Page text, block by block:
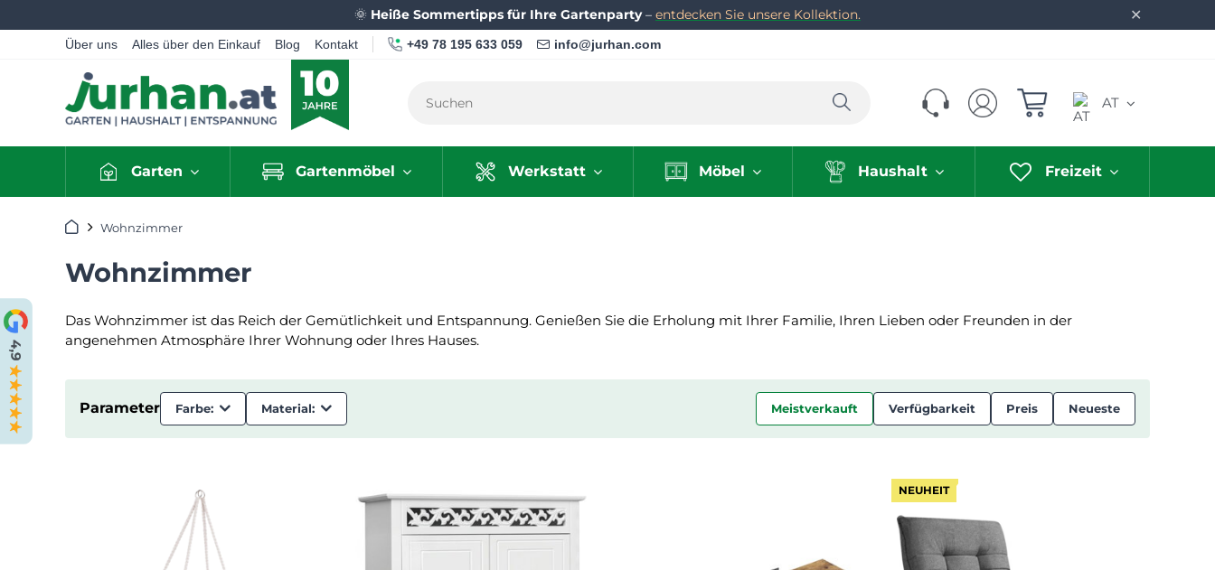
✕
🌞 Heiße Sommertipps für Ihre Gartenparty– entdecken Sie unsere Kollektion.
Über uns Alles über den Einkauf Blog Kontakt +49 78 195 633 059 info@jurhan.com
Suchen AT
Garten Gartenmöbel Werkstatt Möbel Haushalt Freizeit
StartseiteWohnzimmer
Wohnzimmer
Das Wohnzimmer ist das Reich der Gemütlichkeit und Entspannung. Genießen Sie die Erholung mit Ihrer Familie, Ihren Lieben oder Freunden in der
angenehmen Atmosphäre Ihrer Wohnung oder Ihres Hauses.
Parameter Farbe: Material: Meistverkauft Verfügbarkeit Preis Neueste
NEUHEIT